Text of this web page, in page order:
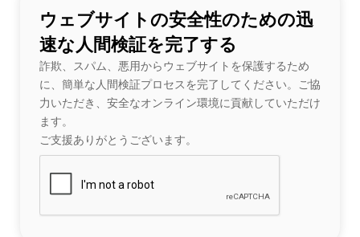
ウェブサイトの安全性のための迅
速な人間検証を完了する
詐欺、スパム、悪用からウェブサイトを保護するため
に、簡単な人間検証プロセスを完了してください。ご協
力いただき、安全なオンライン環境に貢献していただけ
ます。
ご支援ありがとうございます。